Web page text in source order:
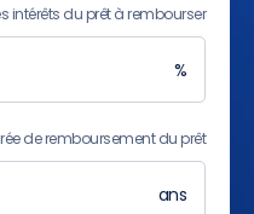
intérêts du prêt à rembourser
%
de remboursement du prêt
ans